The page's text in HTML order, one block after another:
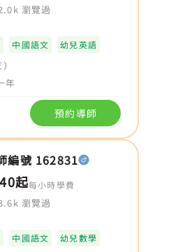
瀏覽過
中國語文 幼兒英語
年
預約導師
編號 162831
起每小時學費
瀏覽過
中國語文 幼兒數學